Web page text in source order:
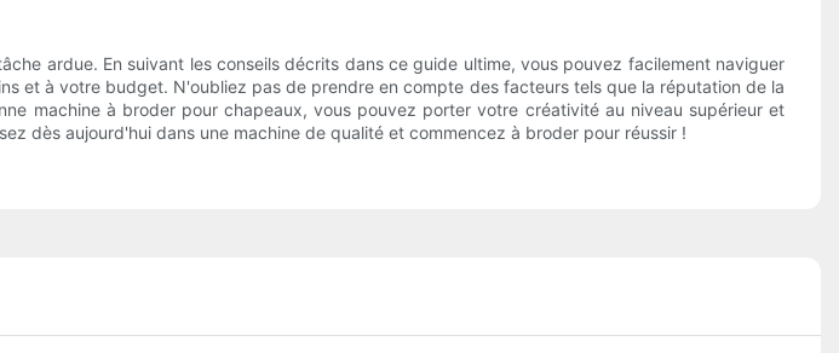
ardue. En suivant les conseils décrits dans ce guide ultime, vous pouvez facilement naviguer
et à votre budget. N'oubliez pas de prendre en compte des facteurs tels que la réputation de la
machine à broder pour chapeaux, vous pouvez porter votre créativité au niveau supérieur et
dès aujourd'hui dans une machine de qualité et commencez à broder pour réussir !